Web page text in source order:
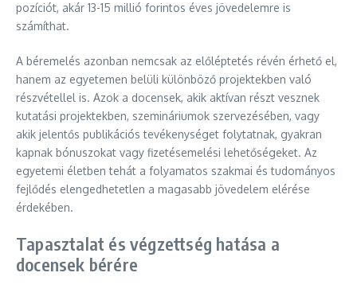
pozíciót, akár 13-15 millió forintos éves jövedelemre is
számíthat.
A béremelés azonban nemcsak az előléptetés révén érhető el,
hanem az egyetemen belüli különböző projektekben való
részvétellel is. Azok a docensek, akik aktívan részt vesznek
kutatási projektekben, szemináriumok szervezésében, vagy
akik jelentős publikációs tevékenységet folytatnak, gyakran
kapnak bónuszokat vagy fizetésemelési lehetőségeket. Az
egyetemi életben tehát a folyamatos szakmai és tudományos
fejlődés elengedhetetlen a magasabb jövedelem elérése
érdekében.
Tapasztalat és végzettség hatása a
docensek bérére